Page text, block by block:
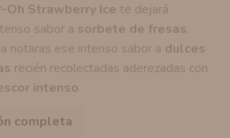
Oh Strawberry Ice te dejará
sabor a sorbete de fresas,
notaras ese intenso sabor a dulces
recién recolectadas aderezadas con
intenso.
completa